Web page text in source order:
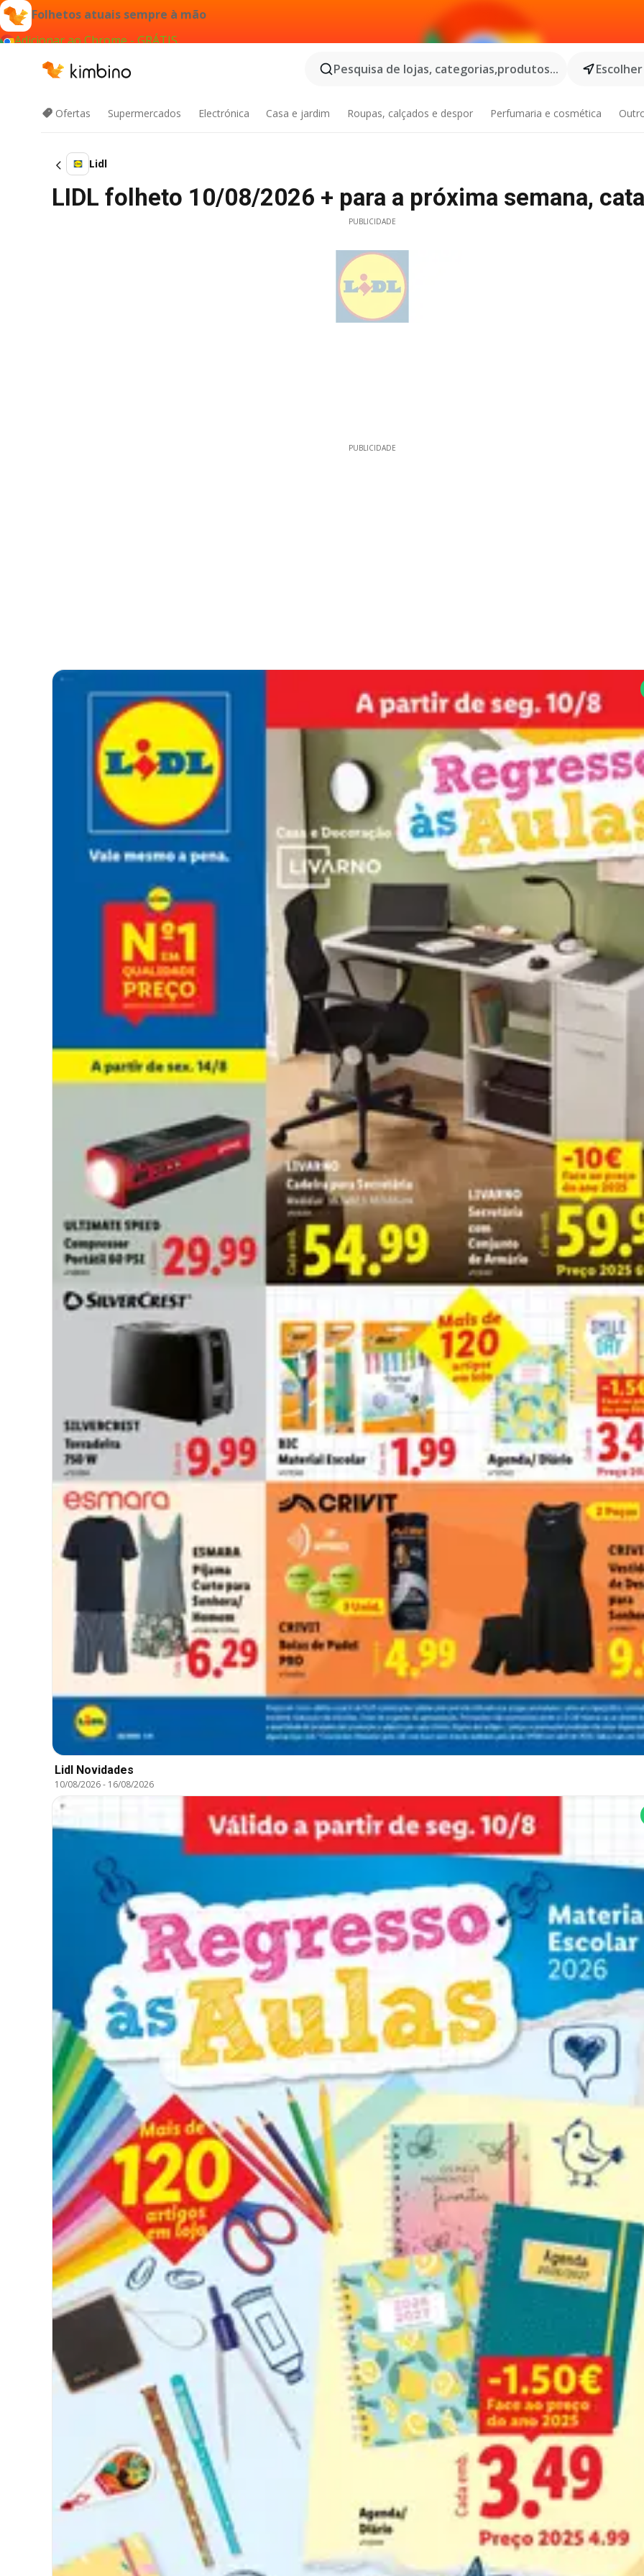
Folhetos atuais sempre à mão
Adicionar ao Chrome - GRÁTIS
Pesquisa de lojas, categorias,produtos...
Ofertas Supermercados Electrónica Casa e jardim Roupas, calçados e despor Perfumaria e cosmética
Lidl
LIDL folheto 10/08/2026 + para a próxima semana,
PUBLICIDADE
PUBLICIDADE
Lidl Novidades
10/08/2026- 16/08/2026